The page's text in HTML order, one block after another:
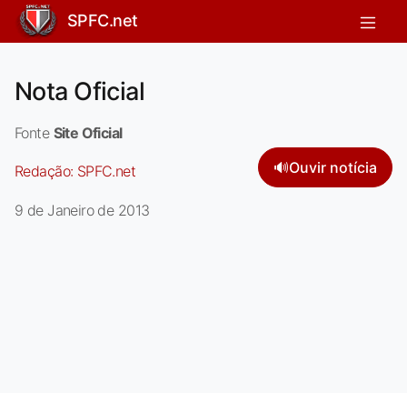
SPFC.net
Nota Oficial
Fonte Site Oficial
Redação: SPFC.net 🔊Ouvir notícia
9 de Janeiro de 2013